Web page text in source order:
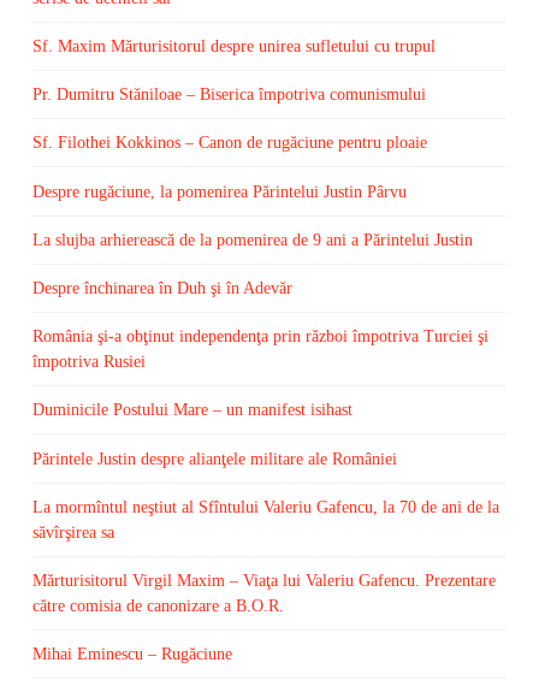
Sf. Maxim Mărturisitorul despre unirea sufletului cu trupul
Pr. Dumitru Stăniloae – Biserica împotriva comunismului
Sf. Filothei Kokkinos – Canon de rugăciune pentru ploaie
Despre rugăciune, la pomenirea Părintelui Justin Pârvu
La slujba arhierească de la pomenirea de 9 ani a Părintelui Justin
Despre închinarea în Duh şi în Adevăr
România şi-a obţinut independenţa prin război împotriva Turciei şi
împotriva Rusiei
Duminicile Postului Mare – un manifest isihast
Părintele Justin despre alianţele militare ale României
La mormîntul neştiut al Sfîntului Valeriu Gafencu, la 70 de ani de la
săvîrşirea sa
Mărturisitorul Virgil Maxim – Viaţa lui Valeriu Gafencu. Prezentare
către comisia de canonizare a B.O.R.
Mihai Eminescu – Rugăciune